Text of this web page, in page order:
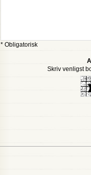
* Obligatorisk
Skriv venligst